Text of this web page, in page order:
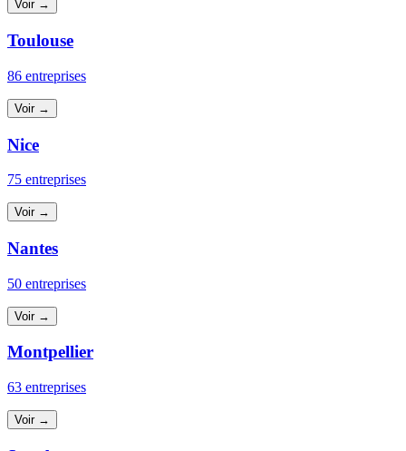
Voir →
Toulouse
86 entreprises
Voir →
Nice
75 entreprises
Voir →
Nantes
50 entreprises
Voir →
Montpellier
63 entreprises
Voir →